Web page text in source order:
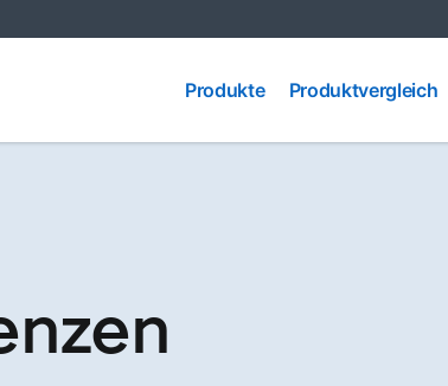
Produkte
Produkte Produktvergleich
Produktvergleich